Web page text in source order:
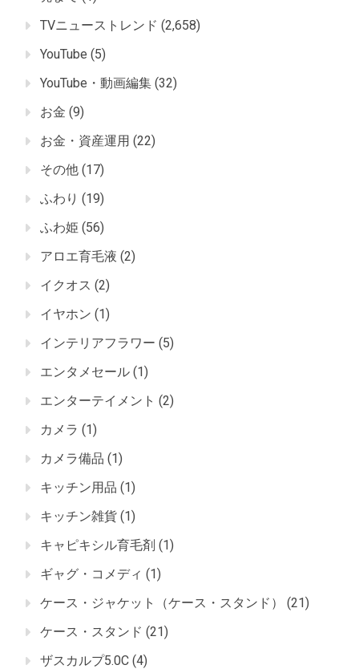
TVニューストレンド (2,658)
YouTube (5)
YouTube・動画編集 (32)
お金 (9)
お金・資産運用 (22)
その他 (17)
ふわり (19)
ふわ姫 (56)
アロエ育毛液 (2)
イクオス (2)
イヤホン (1)
インテリアフラワー (5)
エンタメセール (1)
エンターテイメント (2)
カメラ (1)
カメラ備品 (1)
キッチン用品 (1)
キッチン雑貨 (1)
キャピキシル育毛剤 (1)
ギャグ・コメディ (1)
ケース・ジャケット（ケース・スタンド）
(21)
ケース・スタンド (21)
ザスカルプ5.0C (4)